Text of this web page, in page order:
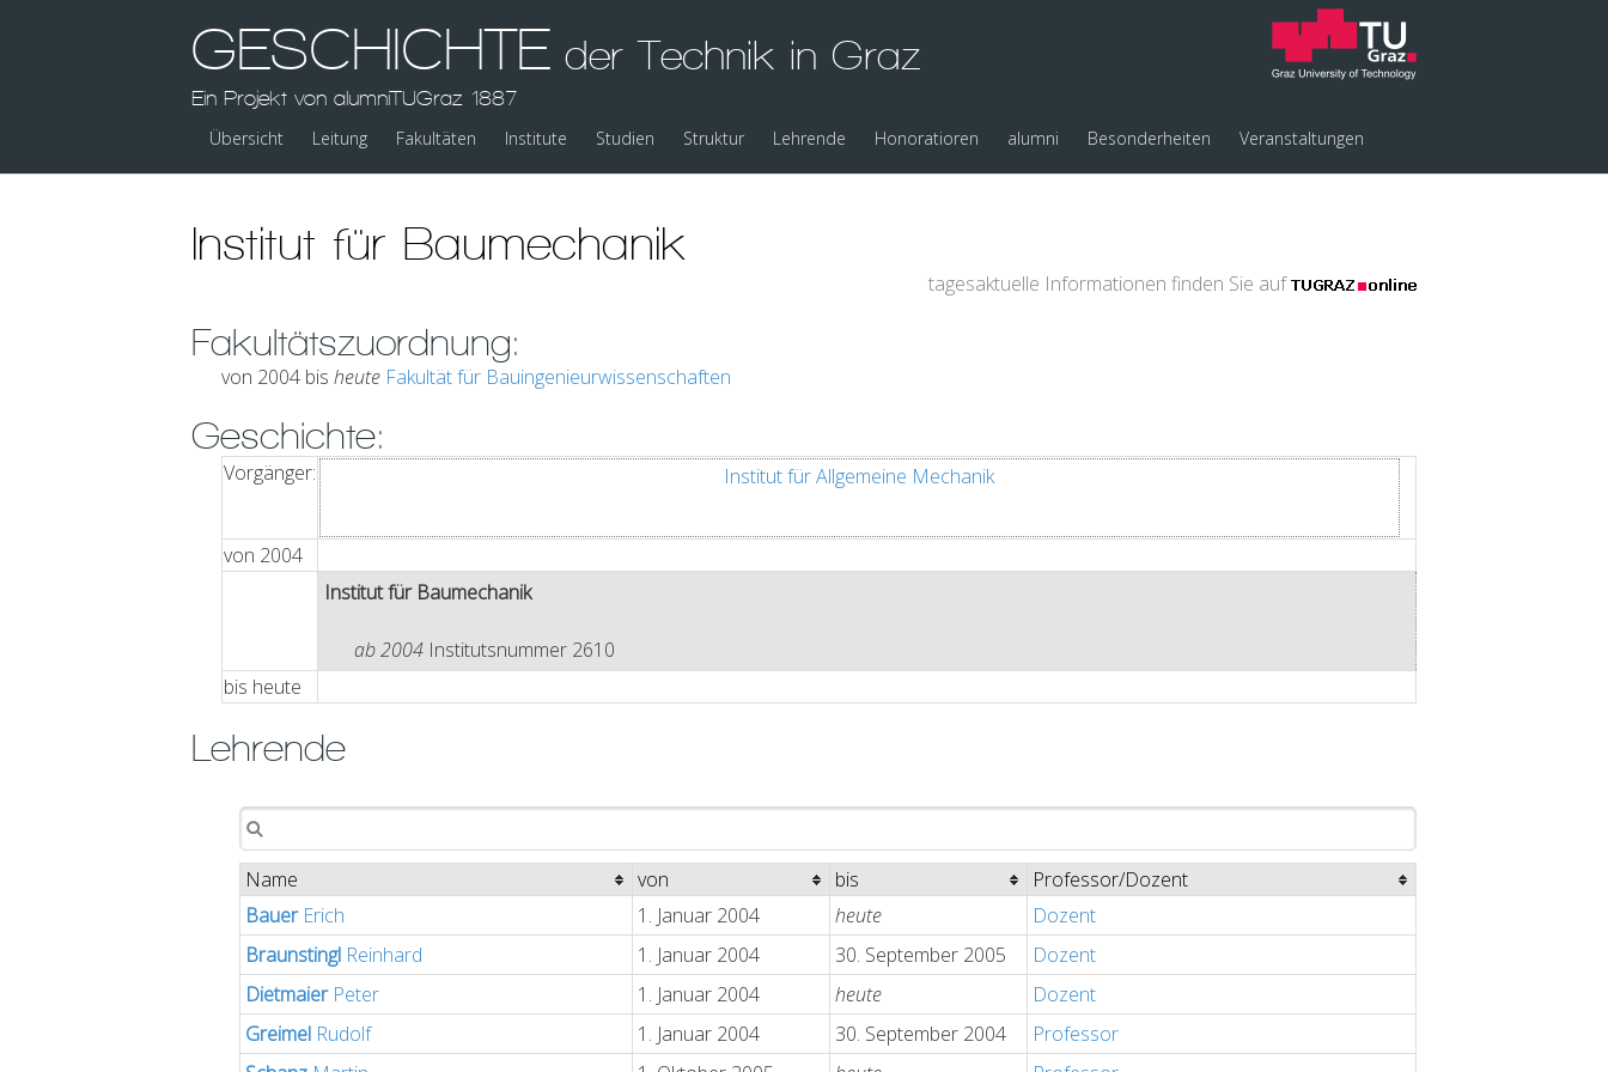
GESCHICHTE der Technik in Graz
Ein Projekt von alumniTUGraz 1887
Übersicht Leitung Fakultäten Institute Studien Struktur Lehrende Honoratioren alumni Besonderheiten Veranstaltungen
Institut für Baumechanik
tagesaktuelle Informationen finden Sie auf
Fakultätszuordnung:
von 2004 bis heute Fakultät für Bauingenieurwissenschaften
Geschichte:
Vorgänger: Institut für Allgemeine Mechanik
von 2004
Institut für Baumechanik
ab 2004 Institutsnummer 2610
bis heute
Lehrende
Name von bis
Professor/Dozent
BauerErich 1. Januar 2004 heute
Dozent
Braunstingl Reinhard 1. Januar 2004 30. September 2005
Dozent
DietmaierPeter 1. Januar 2004 heute
Dozent
Greimel Rudolf 1. Januar 2004 30. September 2004
Professor